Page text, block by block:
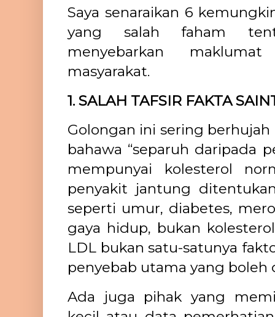
Saya senaraikan 6
yang salah faham
menyebarkan
masyarakat.
1. SALAH TAFSIR FAKTA
Golongan ini sering
bahawa “separuh daripada
mempunyai kolesterol
penyakit jantung
seperti umur, diabetes,
gaya hidup, bukan
LDL bukan satu-satunya
penyebab utama yang boleh
Ada juga pihak yang